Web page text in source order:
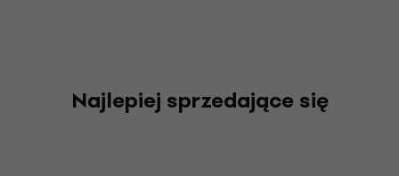
Najlepiej sprzedające się